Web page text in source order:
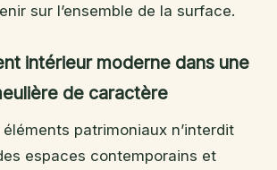
sur l’ensemble de la surface.
intérieur moderne dans une
de caractère
patrimoniaux n’interdit
espaces contemporains et